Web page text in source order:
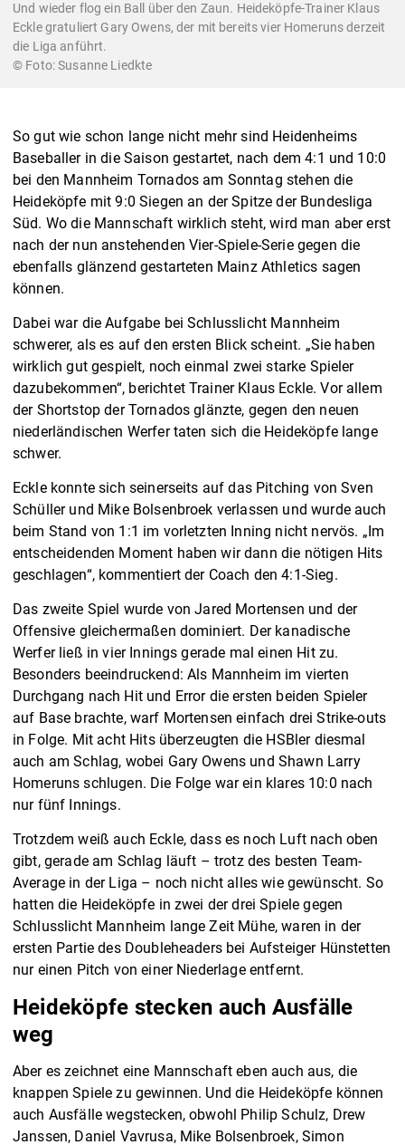
Und wieder flog ein Ball über den Zaun. Heideköpfe-Trainer Klaus
Eckle gratuliert Gary Owens, der mit bereits vier Homeruns derzeit
die Liga anführt.
Susanne Liedkte
So gut wie schon lange nicht mehr sind Heidenheims
Baseballer in die Saison gestartet, nach dem 4:1 und 10:0
bei den Mannheim Tornados am Sonntag stehen die
Heideköpfe mit 9:0 Siegen an der Spitze der Bundesliga
Süd. Wo die Mannschaft wirklich steht, wird man aber erst
nach der nun anstehenden Vier-Spiele-Serie gegen die
ebenfalls glänzend gestarteten Mainz Athletics sagen
können.
Dabei war die Aufgabe bei Schlusslicht Mannheim
schwerer, als es auf den ersten Blick scheint. „Sie haben
wirklich gut gespielt, noch einmal zwei starke Spieler
dazubekommen“, berichtet Trainer Klaus Eckle. Vor allem
der Shortstop der Tornados glänzte, gegen den neuen
niederländischen Werfer taten sich die Heideköpfe lange
schwer.
Eckle konnte sich seinerseits auf das Pitching von Sven
Schüller und Mike Bolsenbroek verlassen und wurde auch
beim Stand von 1:1 im vorletzten Inning nicht nervös. „Im
entscheidenden Moment haben wir dann die nötigen Hits
geschlagen“, kommentiert der Coach den 4:1-Sieg.
Das zweite Spiel wurde von Jared Mortensen und der
Offensive gleichermaßen dominiert. Der kanadische
Werfer ließ in vier Innings gerade mal einen Hit zu.
Besonders beeindruckend: Als Mannheim im vierten
Durchgang nach Hit und Error die ersten beiden Spieler
auf Base brachte, warf Mortensen einfach drei Strike-outs
in Folge. Mit acht Hits überzeugten die HSBler diesmal
auch am Schlag, wobei Gary Owens und Shawn Larry
Homeruns schlugen. Die Folge war ein klares 10:0 nach
nur fünf Innings.
Trotzdem weiß auch Eckle, dass es noch Luft nach oben
gibt, gerade am Schlag läuft – trotz des besten Team-
Average in der Liga – noch nicht alles wie gewünscht. So
hatten die Heideköpfe in zwei der drei Spiele gegen
Schlusslicht Mannheim lange Zeit Mühe, waren in der
ersten Partie des Doubleheaders bei Aufsteiger Hünstetten
nur einen Pitch von einer Niederlage entfernt.
Heideköpfe stecken auch Ausfälle
weg
Aber es zeichnet eine Mannschaft eben auch aus, die
knappen Spiele zu gewinnen. Und die Heideköpfe können
auch Ausfälle wegstecken, obwohl Philip Schulz, Drew
Janssen, Daniel Vavrusa, Mike Bolsenbroek, Simon